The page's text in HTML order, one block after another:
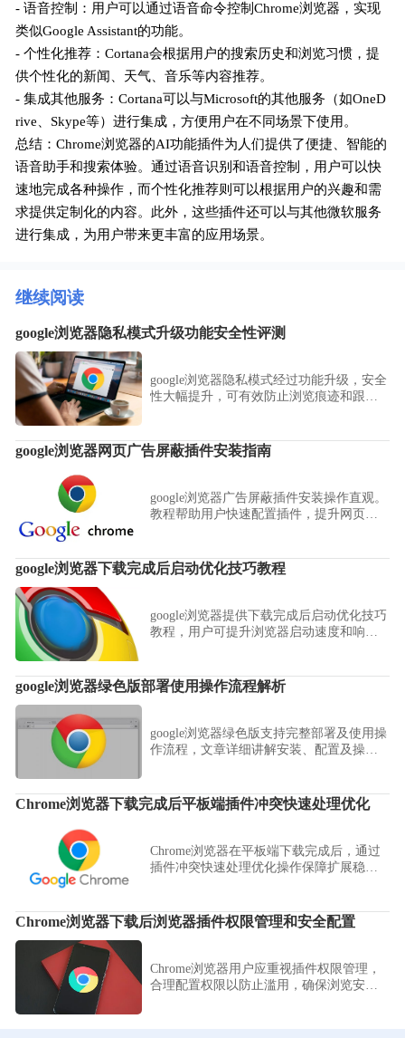
- 语音控制：用户可以通过语音命令控制Chrome浏览器，实现
类似Google Assistant的功能。
- 个性化推荐：Cortana会根据用户的搜索历史和浏览习惯，提
供个性化的新闻、天气、音乐等内容推荐。
- 集成其他服务：Cortana可以与Microsoft的其他服务（如OneD
rive、Skype等）进行集成，方便用户在不同场景下使用。
总结：Chrome浏览器的AI功能插件为人们提供了便捷、智能的
语音助手和搜索体验。通过语音识别和语音控制，用户可以快
速地完成各种操作，而个性化推荐则可以根据用户的兴趣和需
求提供定制化的内容。此外，这些插件还可以与其他微软服务
进行集成，为用户带来更丰富的应用场景。
继续阅读
google浏览器隐私模式升级功能安全性评测
google浏览器隐私模式经过功能升级，安全
性大幅提升，可有效防止浏览痕迹和跟
google浏览器网页广告屏蔽插件安装指南
google浏览器广告屏蔽插件安装操作直观。
教程帮助用户快速配置插件，提升网页浏
google浏览器下载完成后启动优化技巧教程
google浏览器提供下载完成后启动优化技巧
教程，用户可提升浏览器启动速度和响应
google浏览器绿色版部署使用操作流程解析
google浏览器绿色版支持完整部署及使用操
作流程，文章详细讲解安装、配置及操作
Chrome浏览器下载完成后平板端插件冲突快速处理优化
Chrome浏览器在平板端下载完成后，通过
插件冲突快速处理优化操作保障扩展稳定
Chrome浏览器下载后浏览器插件权限管理和安全配置
Chrome浏览器用户应重视插件权限管理，
合理配置权限以防止滥用，确保浏览安